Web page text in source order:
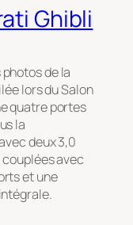
Ghibli
de la
lors du Salon
quatre portes
la
deux 3,0
avec
et une